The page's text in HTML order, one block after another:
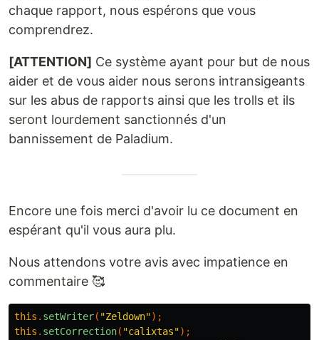
chaque rapport, nous espérons que vous
comprendrez.
[ATTENTION] Ce système ayant pour but de nous
aider et de vous aider nous serons intransigeants
sur les abus de rapports ainsi que les trolls et ils
seront lourdement sanctionnés d'un
bannissement de Paladium.
Encore une fois merci d'avoir lu ce document en
espérant qu'il vous aura plu.
Nous attendons votre avis avec impatience en
commentaire 🥰
this . setWriter( "Zeldown");
this . setCorrection( "calixtas");